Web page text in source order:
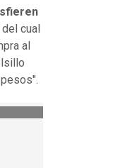
cual
al